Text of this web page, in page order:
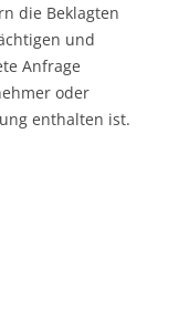
die Beklagten
und
Anfrage
oder
enthalten ist.